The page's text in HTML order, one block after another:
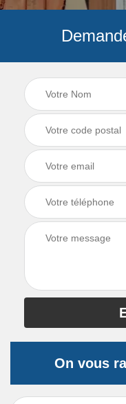
On vous